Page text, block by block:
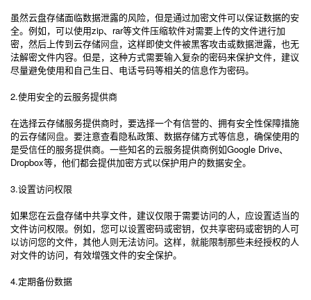
虽然云盘存储面临数据泄露的风险，但是通过加密文件可以保证数据的安
全。例如，可以使用zip、rar等文件压缩软件对需要上传的文件进行加
密，然后上传到云存储网盘，这样即使文件被黑客攻击或数据泄露，也无
法解密文件内容。但是，这种方式需要输入复杂的密码来保护文件，建议
尽量避免使用和自己生日、电话号码等相关的信息作为密码。
2.使用安全的云服务提供商
在选择云存储服务提供商时，要选择一个有信誉的、拥有安全性保障措施
的云存储网盘。要注意查看隐私政策、数据存储方式等信息，确保使用的
是受信任的服务提供商。一些知名的云服务提供商例如Google Drive、
Dropbox等，他们都会提供加密方式以保护用户的数据安全。
3.设置访问权限
如果您在云盘存储中共享文件，建议仅限于需要访问的人，应设置适当的
文件访问权限。例如，您可以设置密码或密钥，仅共享密码或密钥的人可
以访问您的文件，其他人则无法访问。这样，就能限制那些未经授权的人
对文件的访问，有效增强文件的安全保护。
4.定期备份数据